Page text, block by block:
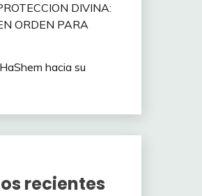
DIVINA:
ORDEN PARA
hacia su
recientes